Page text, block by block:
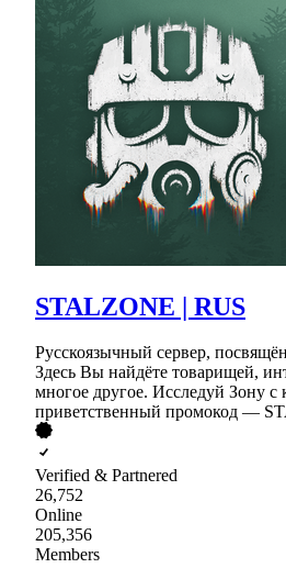
STALZONE | RUS
Русскоязычный сервер,
Здесь Вы найдёте товарищей,
многое другое. Исследуй Зону
приветственный промокод —
Verified & Partnered
26,752
Online
205,356
Members